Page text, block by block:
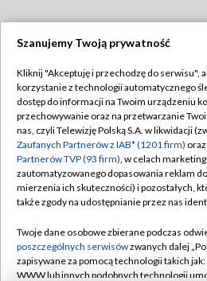
TVP
Abonament TVP
Emisja w TVP
Centrum informacji TVP
Naziemna Telewizja Cyfrowa
Rada Programowa
System NOS
Regulamin
Polityka
Moje
Pomoc
Kontakt
Szanujemy Twoją prywatność
Kliknij "Akceptuję i przechodzę do serwisu",
korzystanie z technologii automatycznego
dostęp do informacji na Twoim urządzeniu
przechowywanie oraz na przetwarzanie
nas, czyli Telewizję Polską S.A. w likwidacji
Zaufanych Partnerów z IAB* (1201 firm)
Partnerów TVP (93 firm), w celach
zautomatyzowanego dopasowania reklam
mierzenia ich skuteczności) i pozostałych,
także zgody na udostępnianie przez nas
Twoje dane osobowe zbierane podczas
poszczególnych serwisówzwanych dalej
zapisywane za pomocą technologii takich
WWW lub innych podobnych technologii